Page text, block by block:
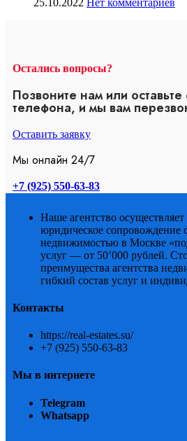
Остались вопросы?
Позвоните нам или
телефона, и мы вам
Оставить заявку
Мы онлайн 24/7
+7 (925) 550-63-83
Наше агентство
юридическое сопровождение
недвижимостью в Москве
услуг — от 50’000 рублей.
преимущества агентства
гибкий состав услуг и
Контакты
https://real-estates.su/
+7 (925) 550-63-83
Мы в интернете
Telegram
Whatsapp